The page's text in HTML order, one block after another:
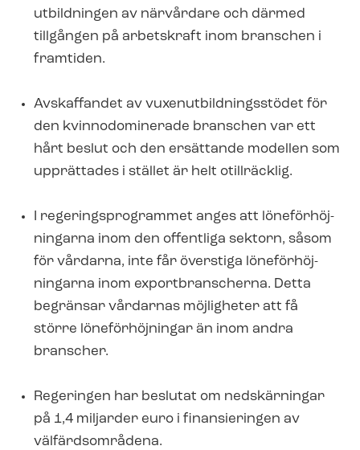
utbildningen av närvårdare och därmed
tillgången på arbetskraft inom branschen i
framtiden.
Avskaffandet av vux­en­ut­bild­nings­stö­det för
den kvinnodominerade branschen var ett
hårt beslut och den ersättande modellen som
upprättades i stället är helt otillräcklig.
I re­ge­rings­pro­gram­met anges att lö­ne­för­höj­
ning­ar­na inom den offentliga sektorn, såsom
för vårdarna, inte får överstiga lö­ne­för­höj­
ning­ar­na inom exportbranscherna. Detta
begränsar vårdarnas möjligheter att få
större löneförhöjningar än inom andra
branscher.
Regeringen har beslutat om nedskärningar
på 1,4 miljarder euro i finansieringen av
välfärdsområdena.